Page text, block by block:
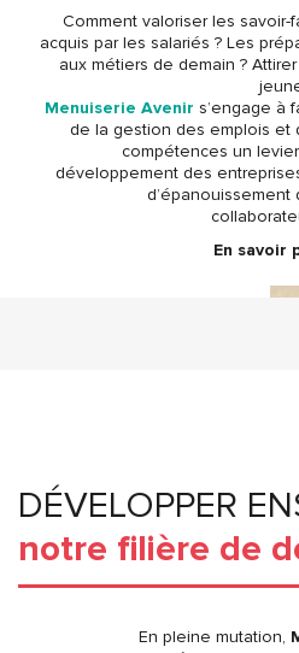
Comment valoriser les savoir-
acquis par les salariés ? Les
aux métiers de demain ?
Menuiserie Avenir s’engage à
de la gestion des emplois et
compétences un
développement des
d’épanouissement
En savoir
DÉVELOPPER
notre filière de
En pleine mutation,